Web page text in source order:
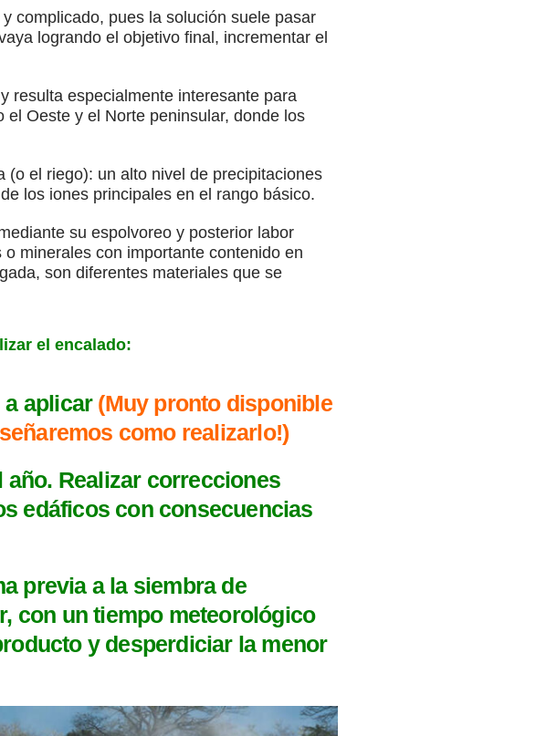
complicado, pues la solución suele pasar
logrando el objetivo final, incrementar el
resulta especialmente interesante para
Oeste y el Norte peninsular, donde los
el riego): un alto nivel de precipitaciones
los iones principales en el rango básico.
su espolvoreo y posterior labor
minerales con importante contenido en
son diferentes materiales que se
el encalado:
a aplicar (Muy pronto disponible
como realizarlo!)
año. Realizar correcciones
edáficos con consecuencias
previa a la siembra de
con un tiempo meteorológico
y desperdiciar la menor